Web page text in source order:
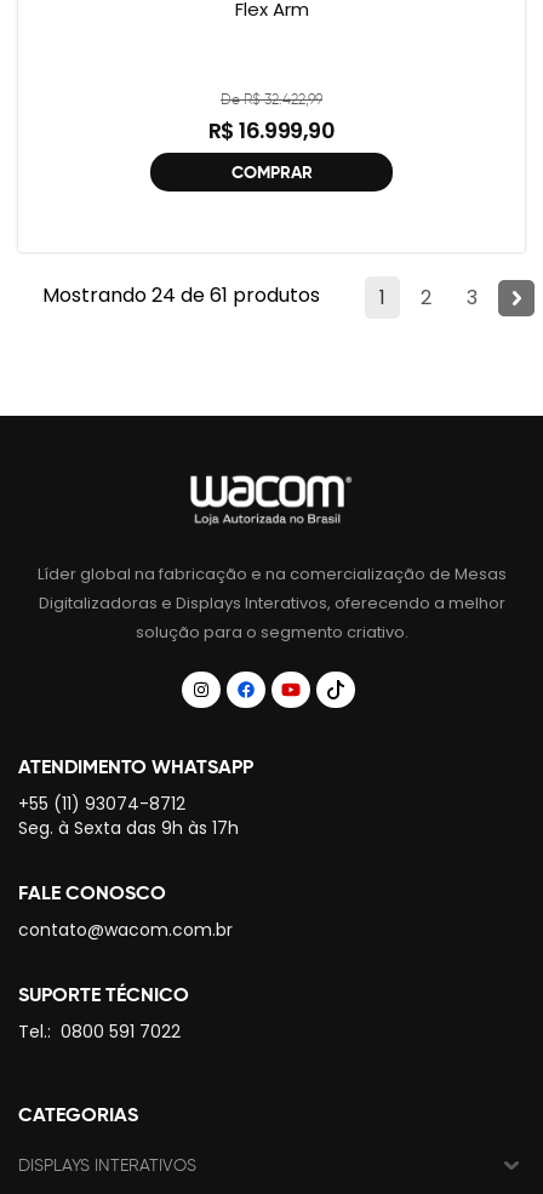
Flex Arm
De R$ 32.422,99
R$ 16.999,90
COMPRAR
1 2 3
Mostrando 24 de 61 produtos
Líder global na fabricação e na comercialização de Mesas
Digitalizadoras e Displays Interativos, oferecendo a melhor
solução para o segmento criativo.
ATENDIMENTO WHATSAPP
+55 (11) 93074-8712
Seg. à Sexta das 9h às 17h
FALE CONOSCO
contato@wacom.com.br
SUPORTE TÉCNICO
Tel.: 0800 591 7022
CATEGORIAS
DISPLAYS INTERATIVOS